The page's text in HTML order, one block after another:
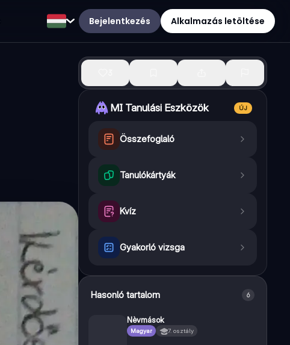
Bejelentkezés Alkalmazás letöltése
MI Tanulási Eszközök ÚJ
Összefoglaló
Tanulókártyák
Kvíz
Gyakorló vizsga
Hasonló tartalom 6
Nèvmások
Magyar 7. osztály